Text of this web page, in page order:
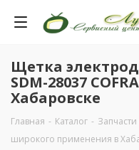
Щетка
SDM-28037
Хабаровске
Главная - Каталог -
широкого применения в